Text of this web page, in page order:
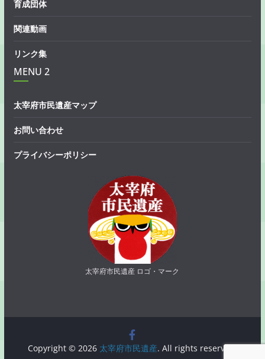
育成団体
関連動画
リンク集
MENU 2
太宰府市民遺産マップ
お問い合わせ
プライバシーポリシー
太宰府市民遺産 ロゴ・マーク
Copyright © 2026 太宰府市民遺産. All rights reserved.